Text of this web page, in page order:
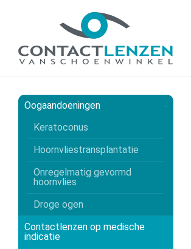
Oogaandoeningen
Keratoconus
Hoornvliestransplantatie
Onregelmatig gevormd
hoornvlies
Droge ogen
Contactlenzen op medische
indicatie